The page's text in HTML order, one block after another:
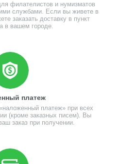
филателистов и нумизматов
службами. Если вы живете в
заказать доставку в пункт
в вашем городе.
платеж
платеж» при всех
(кроме заказных писем). Вы
заказ при получении.